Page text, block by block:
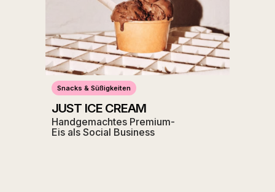
Snacks & Süßigkeiten
JUST ICE CREAM
Handgemachtes Premium-
Eis als Social Business